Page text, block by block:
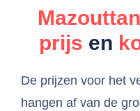
prijs en
De prijzen voor het
hangen af van de